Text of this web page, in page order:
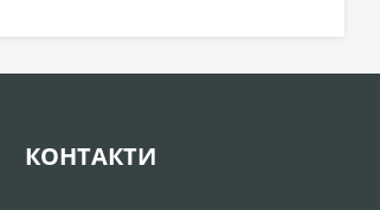
КОНТАКТИ